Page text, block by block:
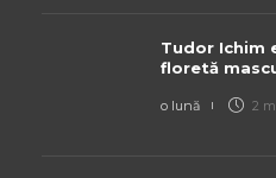
Tudor Ichim
floretă
o lună 2